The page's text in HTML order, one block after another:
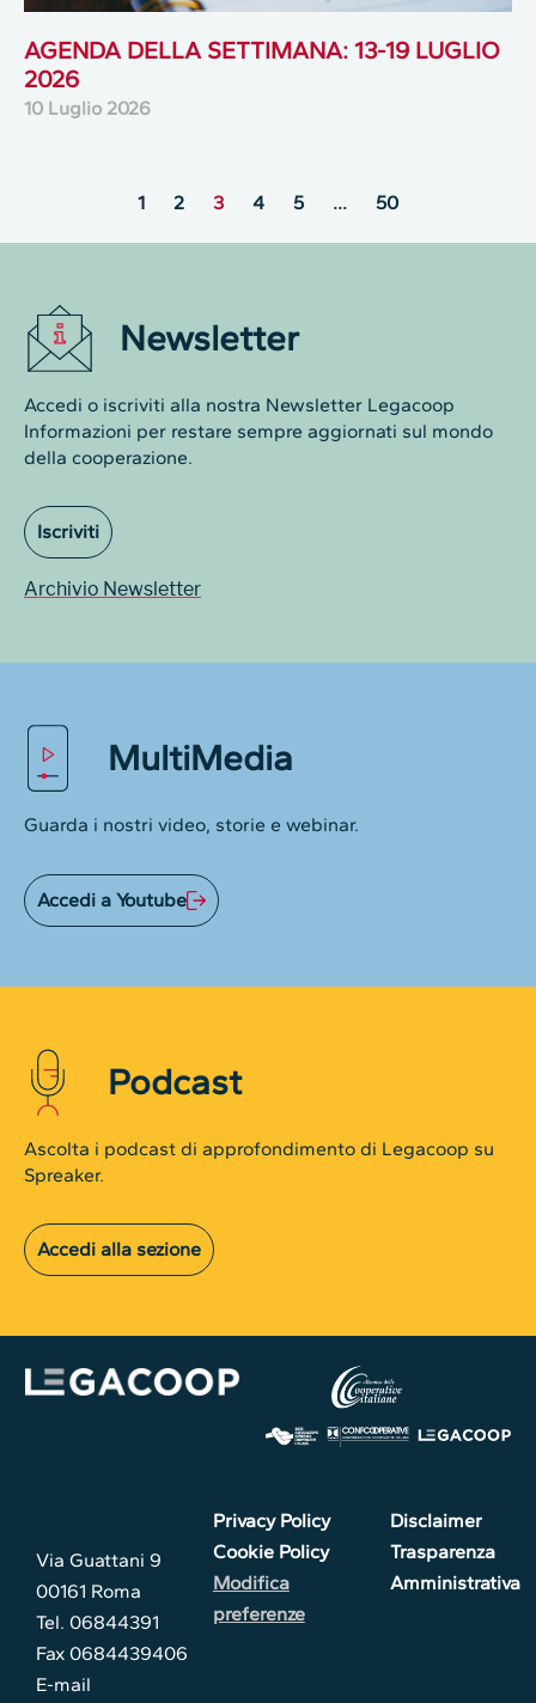
AGENDA DELLA SETTIMANA: 13-19 LUGLIO
2026
10 Luglio 2026
1 2 3 4 5 … 50
Newsletter
Accedi o iscriviti alla nostra Newsletter Legacoop
Informazioni per restare sempre aggiornati sul mondo
della cooperazione.
Iscriviti
Archivio Newsletter
MultiMedia
Guarda i nostri video, storie e webinar.
Accedi a Youtube
Podcast
Ascolta i podcast di approfondimento di Legacoop su
Spreaker.
Accedi alla sezione
Via Guattani 9
00161 Roma
Tel. 06844391
Fax 0684439406
E-mail
Privacy Policy
Cookie Policy
Modifica
preferenze
Disclaimer
Trasparenza
Amministrativa